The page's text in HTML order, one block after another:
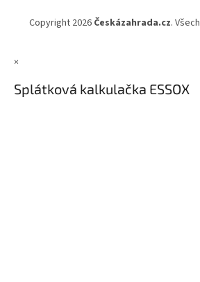
Copyright 2026 Českázahrada.cz.
×
Splátková kalkulačka ESSOX